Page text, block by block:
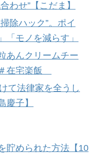
わせ”【こだま】
除ハック”。ポイ
「モノを減らす」
あんクリームチー
在宅楽飯
て法律家を全うし
慶子】
貯められた方法【10